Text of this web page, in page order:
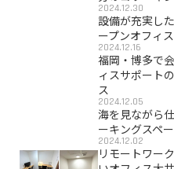
2024.12.30
設備が充実し
ープンオフィ
2024.12.16
福岡・博多で
ィスサポート
ス
2024.12.05
海を見ながら
ーキングスペ
2024.12.02
リモートワー